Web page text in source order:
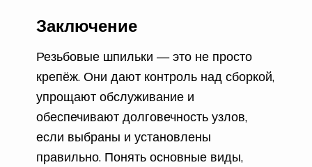
Заключение
Резьбовые шпильки — это не просто
крепёж. Они дают контроль над сборкой,
упрощают обслуживание и
обеспечивают долговечность узлов,
если выбраны и установлены
правильно. Понять основные виды,